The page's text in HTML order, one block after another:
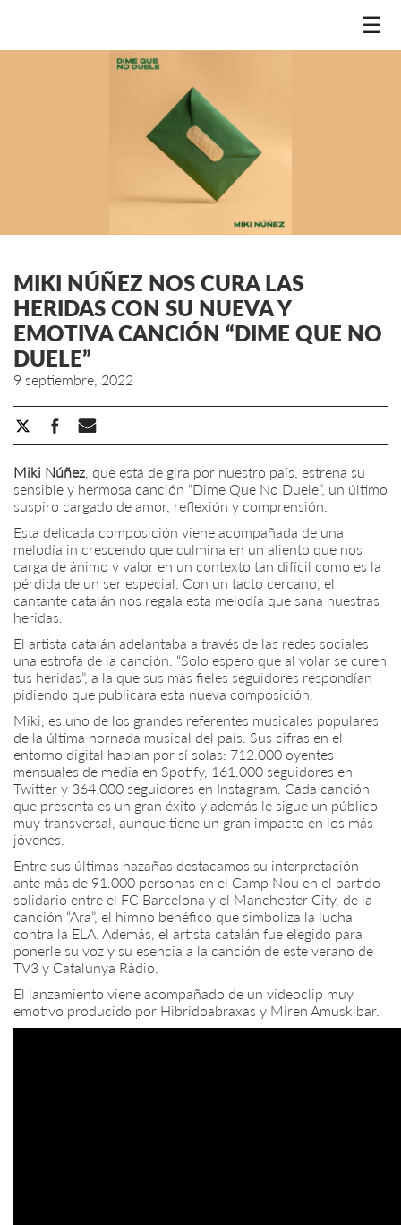
☰
MIKI NÚÑEZ NOS CURA LAS
HERIDAS CON SU NUEVA Y
EMOTIVA CANCIÓN “DIME QUE NO
DUELE”
9 septiembre, 2022
Miki Núñez, que está de gira por nuestro país, estrena su
sensible y hermosa canción “Dime Que No Duele”, un último
suspiro cargado de amor, reflexión y comprensión.
Esta delicada composición viene acompañada de una
melodía in crescendo que culmina en un aliento que nos
carga de ánimo y valor en un contexto tan difícil como es la
pérdida de un ser especial. Con un tacto cercano, el
cantante catalán nos regala esta melodía que sana nuestras
heridas.
El artista catalán adelantaba a través de las redes sociales
una estrofa de la canción: “Solo espero que al volar se curen
tus heridas”, a la que sus más fieles seguidores respondían
pidiendo que publicara esta nueva composición.
Miki, es uno de los grandes referentes musicales populares
de la última hornada musical del país. Sus cifras en el
entorno digital hablan por sí solas: 712.000 oyentes
mensuales de media en Spotify, 161.000 seguidores en
Twitter y 364.000 seguidores en Instagram. Cada canción
que presenta es un gran éxito y además le sigue un público
muy transversal, aunque tiene un gran impacto en los más
jóvenes.
Entre sus últimas hazañas destacamos su interpretación
ante más de 91.000 personas en el Camp Nou en el partido
solidario entre el FC Barcelona y el Manchester City, de la
canción “Ara”, el himno benéfico que simboliza la lucha
contra la ELA. Además, el artista catalán fue elegido para
ponerle su voz y su esencia a la canción de este verano de
TV3 y Catalunya Ràdio.
El lanzamiento viene acompañado de un videoclip muy
emotivo producido por Hibridoabraxas y Miren Amuskibar.